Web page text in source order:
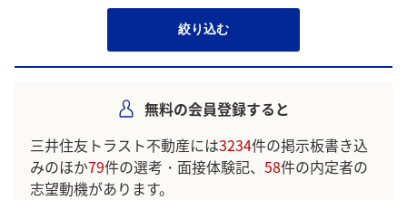
だいたため」を主な理由としています。
「夏からインターンシップに参加すること」、「OB・OG訪問
を積極的に行うこと」のような声が寄せられています。
学生の声を就職活動の参考にしましょう。
※AIを使用し、過去3年間のユーザー投稿を要約しています。実際
のユーザの投稿は下記の一覧からご確認ください。
絞り込む
無料の会員登録すると
三井住友トラスト不動産には3234件の掲示板書き込
みのほか79件の選考・面接体験記、 58件の内定者の
志望動機があります。